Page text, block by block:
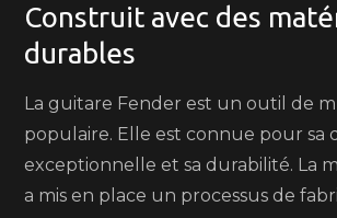
Construit avec des
durables
La guitare Fender est un outil de
populaire. Elle est connue pour sa
exceptionnelle et sa durabilité. La
a mis en place un processus de